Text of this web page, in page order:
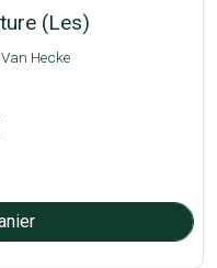
(Les)
Hecke